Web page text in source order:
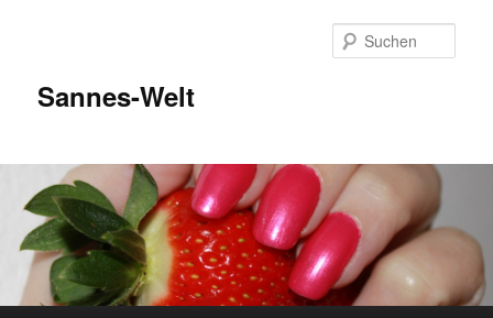
Sannes-Welt